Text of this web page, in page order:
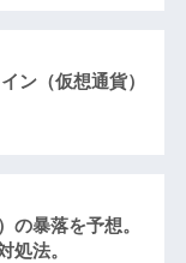
ン（仮想通貨）
の暴落を予想。
処法。